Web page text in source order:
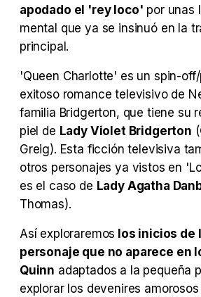
apodado el 'rey loco' por unas
mental que ya se insinuó en la
principal.
'Queen Charlotte' es un spin-
exitoso romance televisivo de
familia Bridgerton, que tiene su
piel de Lady Violet Bridgerton
Greig). Esta ficción televisiva
otros personajes ya vistos en
es el caso de Lady Agatha
Thomas).
Así exploraremos los inicios de
personaje que no aparece en
Quinn adaptados a la pequeña
explorar los devenires